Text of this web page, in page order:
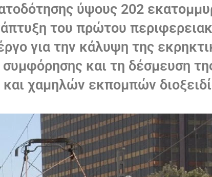
ύψους 202
του πρώτου
για την κάλυψη της
και τη δέσμευση
χαμηλών εκπομπών